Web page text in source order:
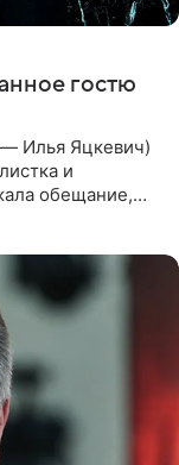
гостю
Илья Яцкевич)
и
обещание,